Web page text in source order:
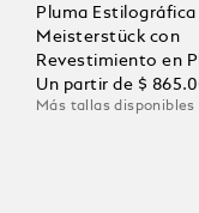
Pluma Estilográfica
Meisterstück con
Revestimiento en
Un partir de $
Más tallas disponibles